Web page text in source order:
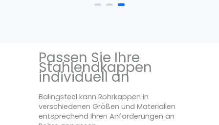
Passen Sie Ihre
Stahlendkappen
individuell an
Balingsteel kann Rohrkappen in
verschiedenen Größen und Materialien
entsprechend Ihren Anforderungen an